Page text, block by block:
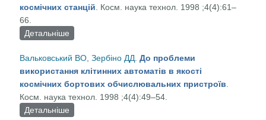
космічних станцій . Косм. наука технол. 1998 ;4(4):61–
66.
Детальніше
станцій
Вальковський ВО ,Зербіно ДД .До проблеми
використання клітинних автоматів в якості
космічних бортових обчислювальних пристроїв
Косм. наука технол. 1998 ;4(4):49–54.
Детальніше